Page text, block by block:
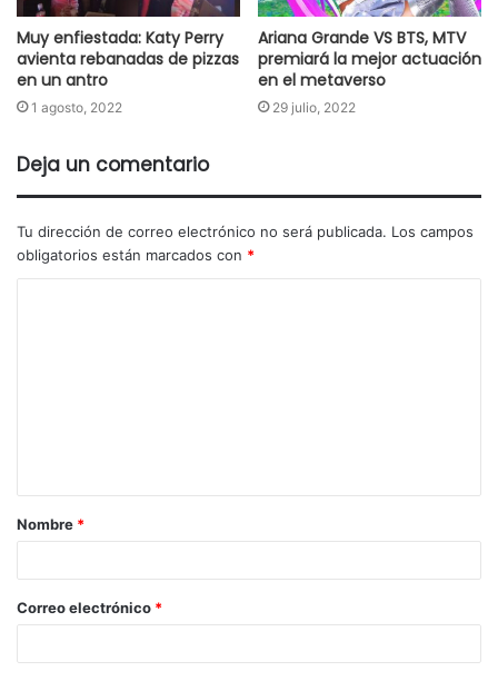
Muy enfiestada: Katy Perry
avienta rebanadas de pizzas
en un antro
1 agosto, 2022
Ariana Grande VS BTS, MTV
premiará la mejor actuación
en el metaverso
29 julio, 2022
Deja un comentario
Tu dirección de correo electrónico no será publicada. Los campos
obligatorios están marcados con *
Nombre *
Correo electrónico *